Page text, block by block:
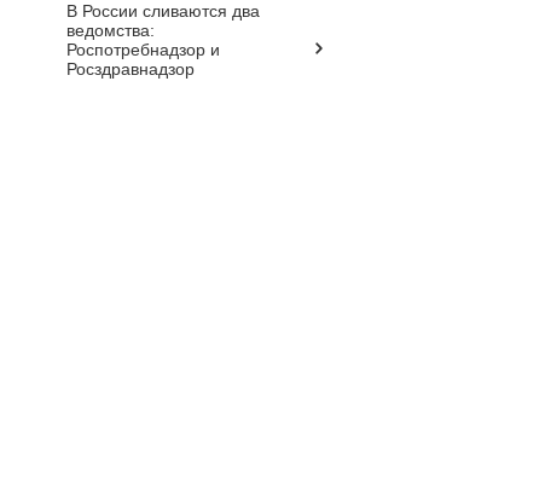
В России сливаются два
ведомства:
Роспотребнадзор и
Росздравнадзор